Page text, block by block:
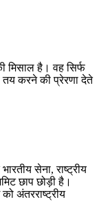
मिसाल है। वह सिर्फ
तय करने की प्रेरणा देते
सेना, राष्ट्रीय
छाप छोड़ी है।
अंतरराष्ट्रीय